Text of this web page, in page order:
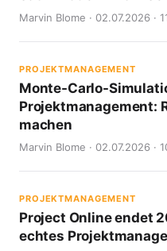
Marvin Blome · 02.07.2026 ·
PROJEKTMANAGEMENT
Monte-Carlo-
Projektmanagement:
machen
Marvin Blome · 02.07.2026 ·
PROJEKTMANAGEMENT
Project Online endet
echtes